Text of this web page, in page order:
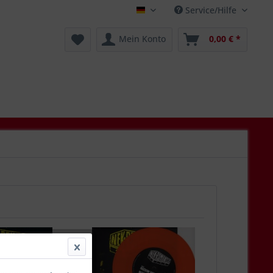
Deutsch Service/Hilfe
Mein Konto 0,00 € *